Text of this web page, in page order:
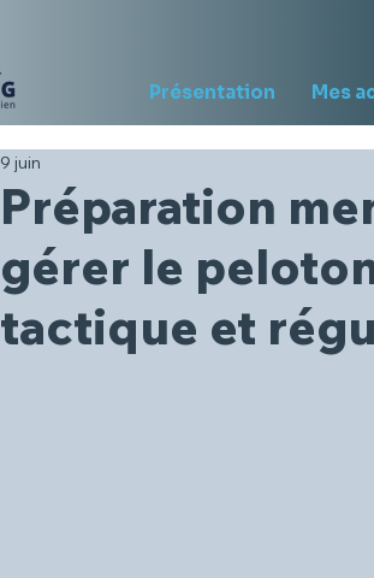
Présentation Mes
Préparation
gérer le
tactique et
9 juin